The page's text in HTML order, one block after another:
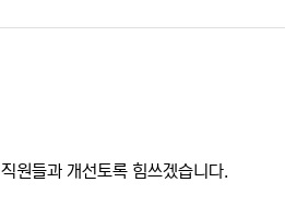
원들과 개선토록 힘쓰겠습니다.